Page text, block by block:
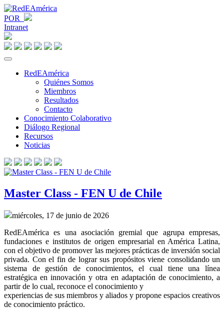
POR
Intranet
RedEAmérica
Quiénes Somos
Miembros
Resultados
Contacto
Conocimiento Colaborativo
Diálogo Regional
Recursos
Noticias
Master Class - FEN U de Chile
miércoles, 17 de junio de 2026
RedEAmérica es una asociación gremial que agrupa empresas,
fundaciones e institutos de origen empresarial en América Latina,
con el objetivo de promover las mejores prácticas de inversión social
privada. Con el fin de lograr sus propósitos viene consolidando un
sistema de gestión de conocimientos, el cual tiene una línea
estratégica en innovación y otra en adaptación de conocimiento, a
partir de lo cual, reconoce el conocimiento y
experiencias de sus miembros y aliados y propone espacios creativos
de conocimiento práctico.